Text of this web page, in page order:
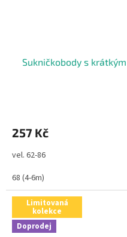
Sukničkobody s
257 Kč
vel. 62-86
68 (4-6m)
Limitovaná
kolekce
Doprodej